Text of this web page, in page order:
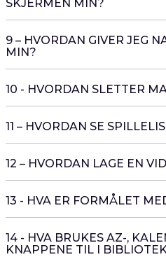
SKJERMEN MIN?
9 – HVORDAN GIVER JEG
MIN?
10 - HVORDAN SLETTER
11 – HVORDAN SE
12 – HVORDAN LAGE EN
13 - HVA ER FORMÅLET
14 - HVA BRUKES AZ-,
KNAPPENE TIL I